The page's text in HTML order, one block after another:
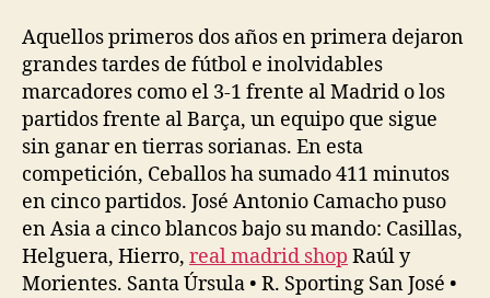
Aquellos primeros dos años en primera dejaron
grandes tardes de fútbol e inolvidables
marcadores como el 3-1 frente al Madrid o los
partidos frente al Barça, un equipo que sigue
sin ganar en tierras sorianas. En esta
competición, Ceballos ha sumado 411 minutos
en cinco partidos. José Antonio Camacho puso
en Asia a cinco blancos bajo su mando: Casillas,
Helguera, Hierro, real madrid shop Raúl y
Morientes. Santa Úrsula • R. Sporting San José •